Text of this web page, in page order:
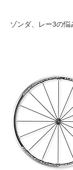
ゾンダ、レー3の悩